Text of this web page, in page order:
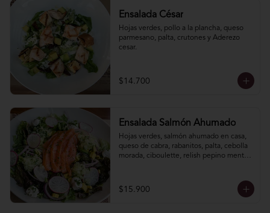
Ensalada César
Hojas verdes, pollo a la plancha, queso
parmesano, palta, crutones y Aderezo
cesar.
$14.700
Ensalada Salmón Ahumado
Hojas verdes, salmón ahumado en casa,
queso de cabra, rabanitos, palta, cebolla
morada, ciboulette, relish pepino menta.
$15.900